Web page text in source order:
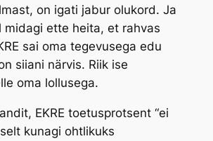
on igati jabur olukord. Ja
midagi ette heita, et rahvas
sai oma tegevusega edu
siiani närvis. Riik ise
oma lollusega.
EKRE toetusprotsent “ei
kunagi ohtlikuks